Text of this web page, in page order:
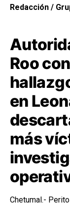
Redacción /
Roo
en
más
Chetumal.-